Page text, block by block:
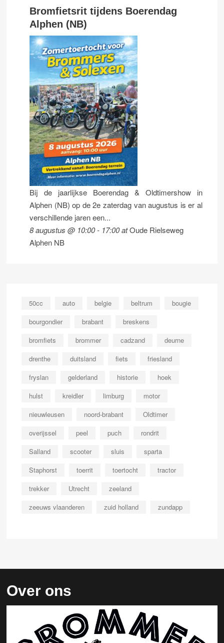
Bromfietsrit tijdens Boerendag
Alphen (NB)
Bij de jaarlijkse Boerendag & Oldtimershow in
Alphen (NB) op de 2e zaterdag van augustus is er al
verschillende jaren een...
8 augustus @ 10:00- 17:00atOude Rielseweg
Alphen NB
50cc auto belgie beltrum
bougie
bourgondier
brabant
breskens
bromfiets
brommer cadzand
deurne
drenthe
duitsland fiets
friesland
fryslan
gelderland historie
hoek
hulst
kreidler limburg
motor
nieuwleusen
noord-brabant
Oldtimer
overijssel
peel puch
rondrit
Salland
scooter sluis
sparta
Staphorst
toerrit toertocht
tractor
trekker
Utrecht
zeeland
zeeuws vlaanderen
zuid holland zundapp
Over ons